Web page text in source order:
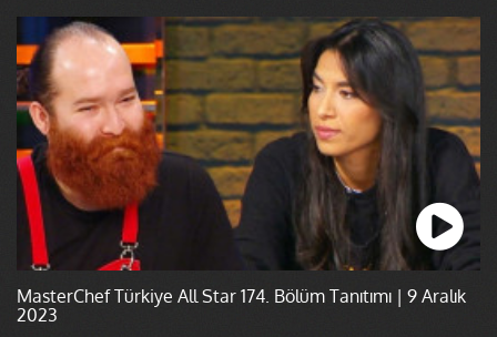
MasterChef Türkiye All Star 174. Bölüm Tanıtımı | 9 Aralık
2023